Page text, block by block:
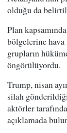
olduğu da
Plan
bölgelerine hava
grupların
öngörülüyordu.
Trump, nisan
silah
aktörler
açıklamada